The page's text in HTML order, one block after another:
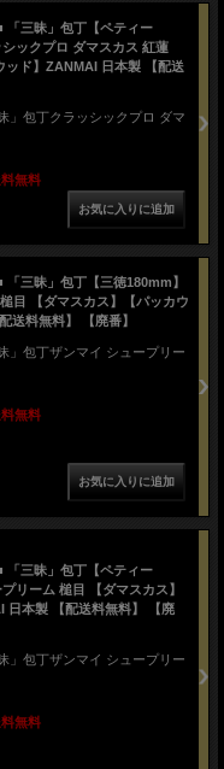
「三昧」包丁【ペティー
ックプロ ダマスカス 紅蓮
ッド】ZANMAI 日本製 【配送
」包丁クラッシックプロ ダマ
無料
三昧」包丁【三徳180mm】
目 【ダマスカス】【パッカウ
送料無料】 【廃番】
」包丁ザンマイ シュープリー
無料
「三昧」包丁【ペティー
リーム 槌目 【ダマスカス】
日本製 【配送料無料】 【廃
」包丁ザンマイ シュープリー
無料